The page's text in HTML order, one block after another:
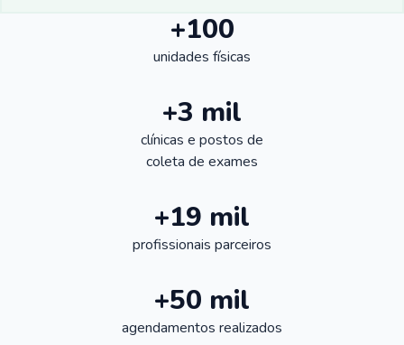
+100
unidades físicas
+3 mil
clínicas e postos de
coleta de exames
+19 mil
profissionais parceiros
+50 mil
agendamentos realizados